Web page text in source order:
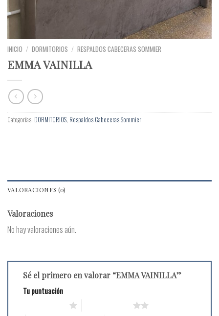
INICIO / DORMITORIOS / RESPALDOS CABECERAS SOMMIER
EMMA VAINILLA
Categorías: DORMITORIOS, Respaldos Cabeceras Sommier
VALORACIONES (0)
Valoraciones
No hay valoraciones aún.
Sé el primero en valorar “EMMA VAINILLA”
Tu puntuación